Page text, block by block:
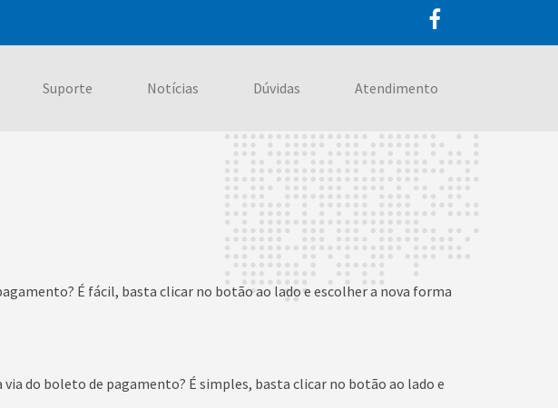
Suporte Notícias Dúvidas Atendimento
É fácil, basta clicar no botão ao lado e escolher a nova forma
do boleto de pagamento? É simples, basta clicar no botão ao lado e